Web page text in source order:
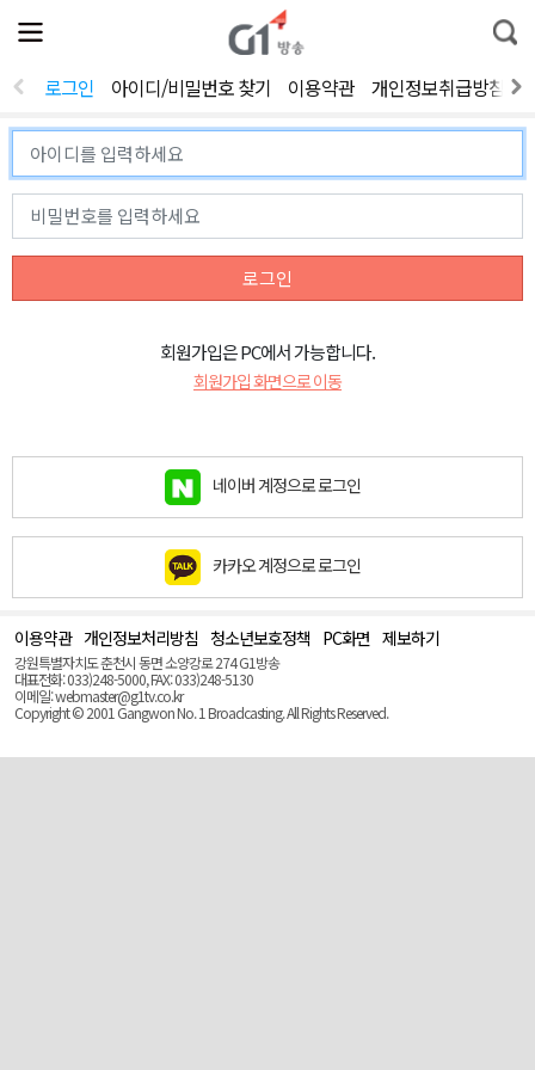
전
체
뉴
열
통
합
색
로그인 아이디/비밀번호 찾기 이용약관 개인정보취급방침
로그인
회원가입은 PC에서 가능합니다.
회원가입 화면으로 이동
네이버 계정으로 로그인
카카오 계정으로 로그인
이용약관 개인정보처리방침 청소년보호정책 PC화면 제보하기
강원특별자치도 춘천시 동면 소양강로 274 G1방송
대표전화: 033)248-5000, FAX: 033)248-5130
이메일: webmaster@g1tv.co.kr
Copyright © 2001 Gangwon No. 1 Broadcasting. All Rights Reserved.